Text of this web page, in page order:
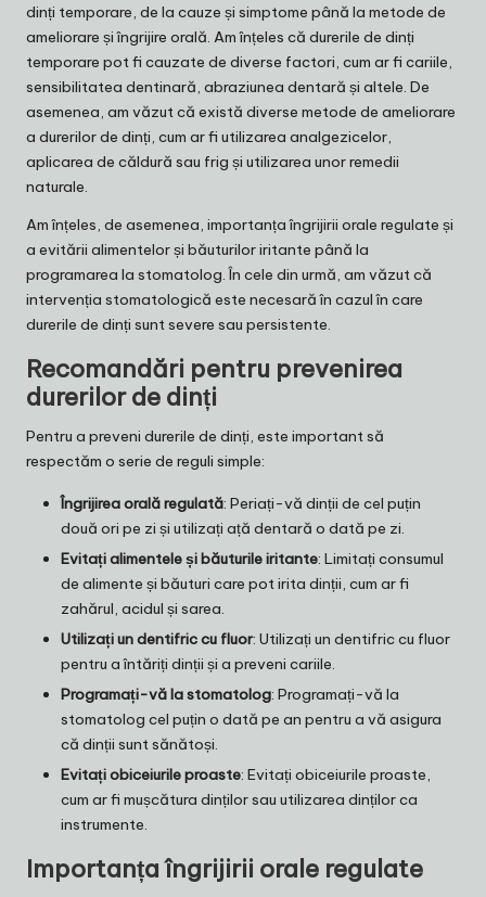
dinți temporare, de la cauze și simptome până la metode de
ameliorare și îngrijire orală. Am înțeles că durerile de dinți
temporare pot fi cauzate de diverse factori, cum ar fi cariile,
sensibilitatea dentinară, abraziunea dentară și altele. De
asemenea, am văzut că există diverse metode de ameliorare
a durerilor de dinți, cum ar fi utilizarea analgezicelor,
aplicarea de căldură sau frig și utilizarea unor remedii
naturale.
Am înțeles, de asemenea, importanța îngrijirii orale regulate și
a evitării alimentelor și băuturilor iritante până la
programarea la stomatolog. În cele din urmă, am văzut că
intervenția stomatologică este necesară în cazul în care
durerile de dinți sunt severe sau persistente.
Recomandări pentru prevenirea
durerilor de dinți
Pentru a preveni durerile de dinți, este important să
respectăm o serie de reguli simple:
Îngrijirea orală regulată: Periați-vă dinții de cel puțin
două ori pe zi și utilizați ață dentară o dată pe zi.
Evitați alimentele și băuturile iritante: Limitați consumul
de alimente și băuturi care pot irita dinții, cum ar fi
zahărul, acidul și sarea.
Utilizați un dentifric cu fluor: Utilizați un dentifric cu fluor
pentru a întăriți dinții și a preveni cariile.
Programați-vă la stomatolog: Programați-vă la
stomatolog cel puțin o dată pe an pentru a vă asigura
că dinții sunt sănătoși.
Evitați obiceiurile proaste: Evitați obiceiurile proaste,
cum ar fi mușcătura dinților sau utilizarea dinților ca
instrumente.
Importanța îngrijirii orale regulate